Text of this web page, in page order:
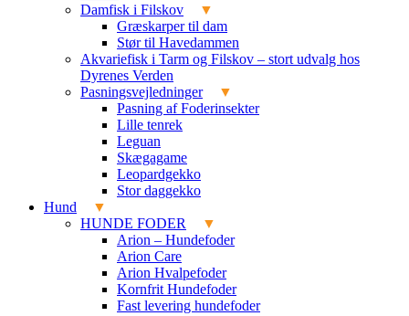
Damfisk i Filskov
Græskarper til dam
Stør til Havedammen
Akvariefisk i Tarm og Filskov – stort udvalg hos
Dyrenes Verden
Pasningsvejledninger
Pasning af Foderinsekter
Lille tenrek
Leguan
Skægagame
Leopardgekko
Stor daggekko
Hund
HUNDE FODER
Arion – Hundefoder
Arion Care
Arion Hvalpefoder
Kornfrit Hundefoder
Fast levering hundefoder